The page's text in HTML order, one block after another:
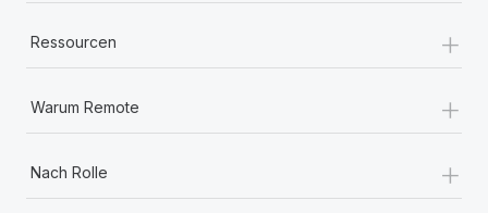
Ressourcen +
Warum Remote +
Nach Rolle +